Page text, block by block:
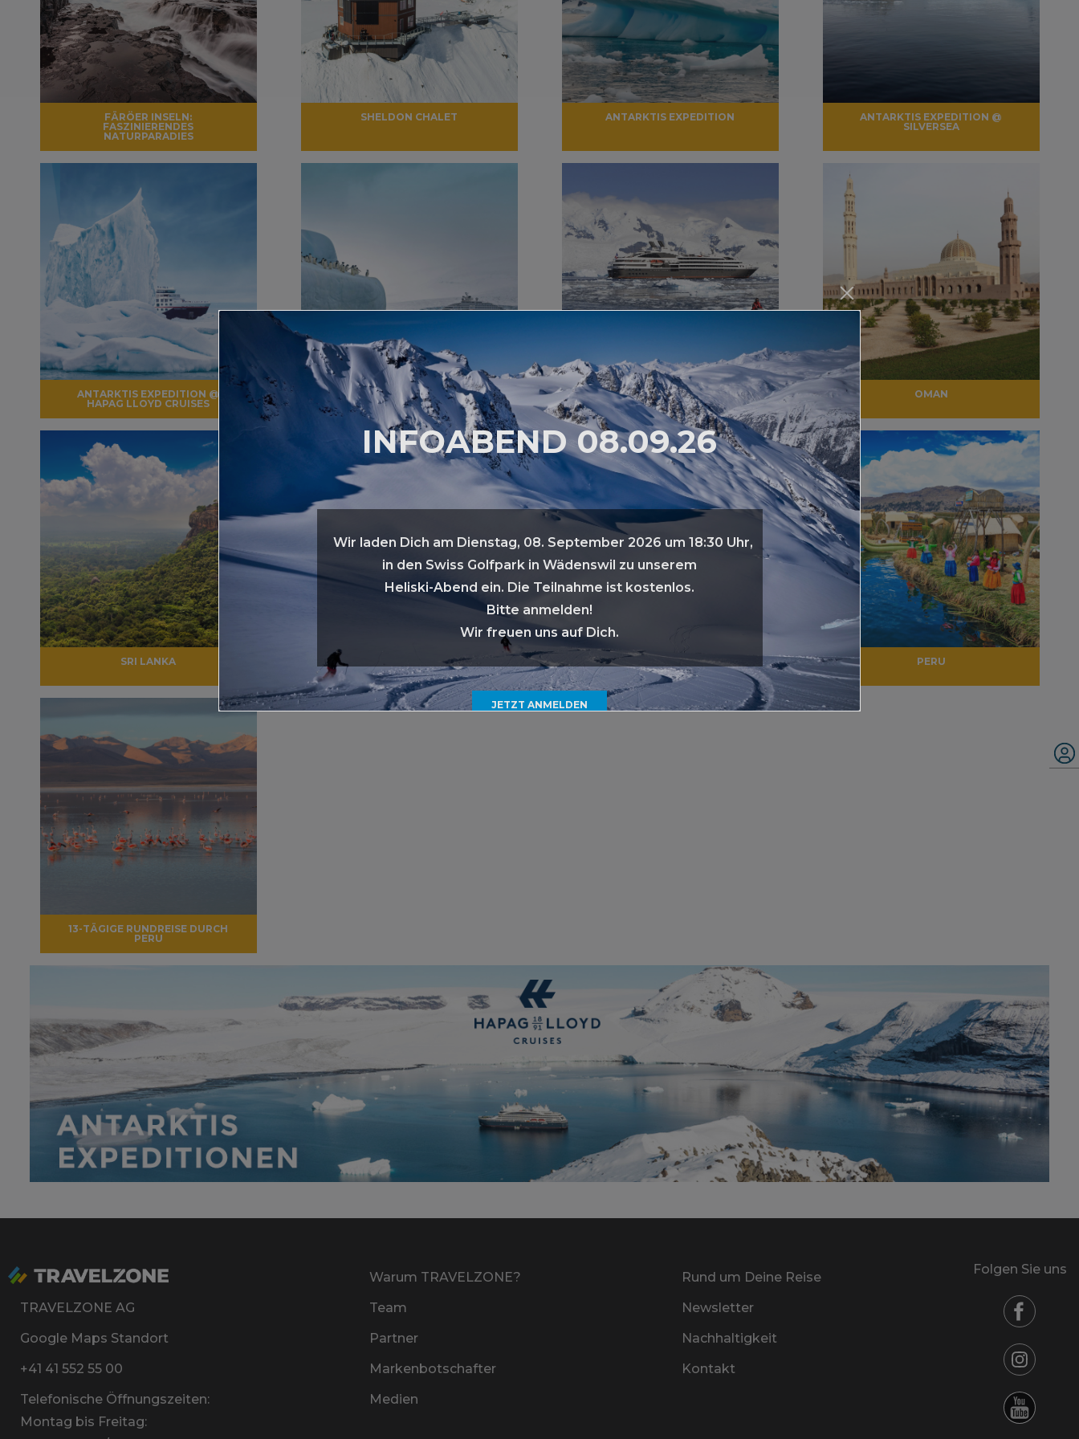
FÄRÖER INSELN:
FASZINIERENDES
NATURPARADIES
SHELDON CHALET ANTARKTIS EXPEDITION
ANTARKTIS EXPEDITION @
SILVERSEA
ANTARKTIS EXPEDITION @
HAPAG LLOYD CRUISES
ANTARKTIS EXPEDITION @
SCENIC
ANTARKTIS EXPEDITION @
PONANT
OMAN
SRI LANKA
14-TÄGIGE RUNDREISE DURCH
SRI LANKA
12-TÄGIGE RUNDREISE DURCH
DEN OMAN
PERU
13-TÄGIGE RUNDREISE DURCH
PERU
TRAVELZONE AG
Google Maps Standort
+41 41 552 55 00
Telefonische Öffnungszeiten:
Montag bis Freitag:
Warum TRAVELZONE?
Team
Partner
Markenbotschafter
Medien
Rund um Deine Reise
Newsletter
Nachhaltigkeit
Kontakt
Folgen Sie uns
INFOABEND 08.09.26
Wir laden Dich am Dienstag, 08. September 2026 um 18:30 Uhr,
in den Swiss Golfpark in Wädenswil zu unserem
Heliski-Abend ein. Die Teilnahme ist kostenlos.
Bitte anmelden!
Wir freuen uns auf Dich.
JETZT ANMELDEN